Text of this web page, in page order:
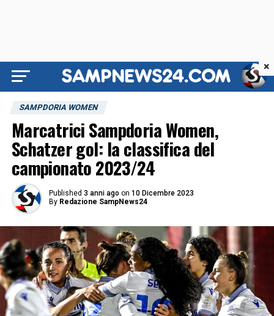
SAMPDORIA WOMEN
Marcatrici Sampdoria Women,
Schatzer gol: la classifica del
campionato 2023/24
Published 3 anni ago on 10 Dicembre 2023
By Redazione SampNews24
×